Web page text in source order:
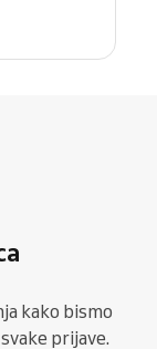
kako bismo
prijave.